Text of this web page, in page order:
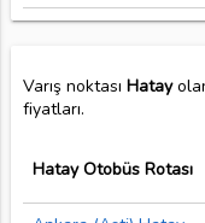
Varış noktası Hatay
fiyatları.
Hatay Otobüs Rotası